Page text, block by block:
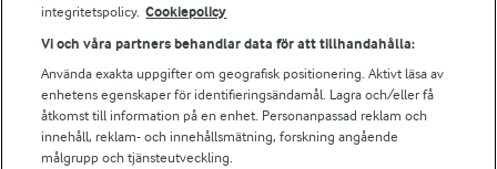
integritetspolicy. Cookiepolicy
Vi och våra partners behandlar data för att tillhandahålla:
Använda exakta uppgifter om geografisk positionering. Aktivt läsa av
enhetens egenskaper för identifieringsändamål. Lagra och/eller få
åtkomst till information på en enhet. Personanpassad reklam och
innehåll, reklam- och innehållsmätning, forskning angående
målgrupp och tjänsteutveckling.